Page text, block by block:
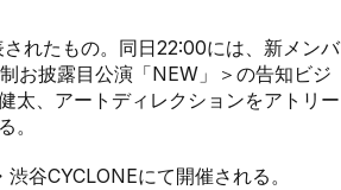
れたもの。同日22:00には、新メンバ
お披露目公演「NEW」＞の告知ビジ
太、アートディレクションをアトリー
。
谷CYCLONEにて開催される。